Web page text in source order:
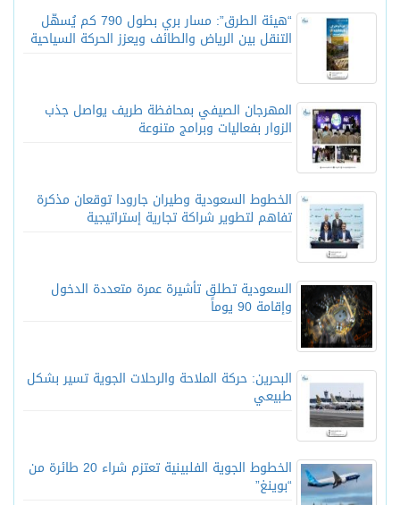
“هيئة الطرق”: مسار بري بطول 790 كم يُسهّل
التنقل بين الرياض والطائف ويعزز الحركة السياحية
المهرجان الصيفي بمحافظة طريف يواصل جذب
الزوار بفعاليات وبرامج متنوعة
الخطوط السعودية وطيران جارودا توقعان مذكرة
تفاهم لتطوير شراكة تجارية إستراتيجية
السعودية تطلق تأشيرة عمرة متعددة الدخول
وإقامة 90 يوماً
البحرين: حركة الملاحة والرحلات الجوية تسير بشكل
طبيعي
الخطوط الجوية الفلبينية تعتزم شراء 20 طائرة من
“بوينغ”